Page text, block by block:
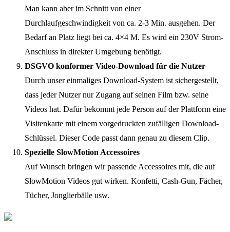
Man kann aber im Schnitt von einer
Durchlaufgeschwindigkeit von ca. 2-3 Min. ausgehen. Der
Bedarf an Platz liegt bei ca. 4×4 M. Es wird ein 230V Strom-
Anschluss in direkter Umgebung benötigt.
DSGVO konformer Video-Download für die Nutzer
Durch unser einmaliges Download-System ist sichergestellt,
dass jeder Nutzer nur Zugang auf seinen Film bzw. seine
Videos hat. Dafür bekommt jede Person auf der Plattform eine
Visitenkarte mit einem vorgedruckten zufälligen Download-
Schlüssel. Dieser Code passt dann genau zu diesem Clip.
Spezielle SlowMotion Accessoires
Auf Wunsch bringen wir passende Accessoires mit, die auf
SlowMotion Videos gut wirken. Konfetti, Cash-Gun, Fächer,
Tücher, Jonglierbälle usw.